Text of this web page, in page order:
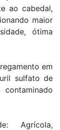
ao cabedal,
maior
ótima
em
sulfato de
Agrícola,